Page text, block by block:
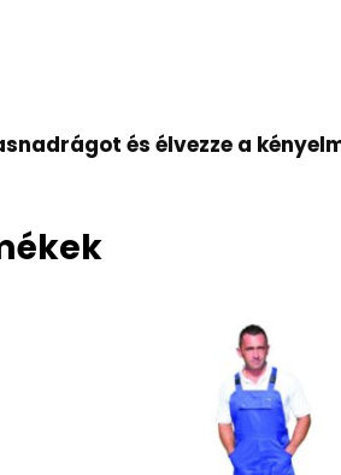
és élvezze a